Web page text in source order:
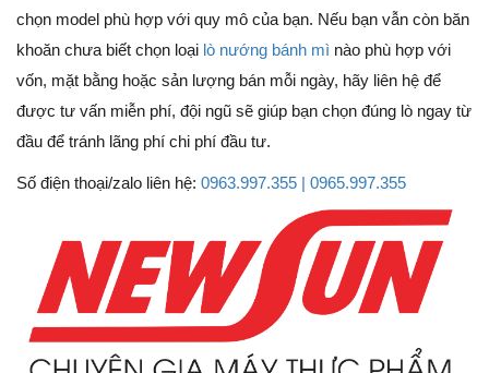
chọn model phù hợp với quy mô của bạn. Nếu bạn vẫn còn băn
khoăn chưa biết chọn loại lò nướng bánh mì nào phù hợp với
vốn, mặt bằng hoặc sản lượng bán mỗi ngày, hãy liên hệ để
được tư vấn miễn phí, đội ngũ sẽ giúp bạn chọn đúng lò ngay từ
đầu để tránh lãng phí chi phí đầu tư.
Số điện thoại/zalo liên hệ: 0963.997.355 | 0965.997.355